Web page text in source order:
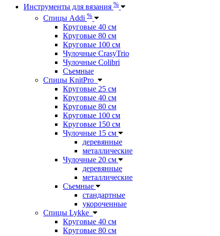
Инструменты для вязания %
Спицы Addi %
Круговые 40 см
Круговые 80 см
Круговые 100 см
Чулочные CrasyTrio
Чулочные Colibri
Съемные
Спицы KnitPro
Круговые 25 см
Круговые 40 см
Круговые 80 см
Круговые 100 см
Круговые 150 см
Чулочные 15 см
деревянные
металлические
Чулочные 20 см
деревянные
металлические
Съемные
стандартные
укороченные
Спицы Lykke
Круговые 40 см
Круговые 80 см